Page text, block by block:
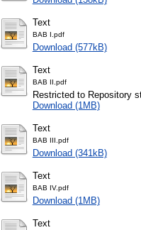
Text
BAB I.pdf
Download (577kB)
Text
BAB II.pdf
Restricted to Repository
Download (1MB)
Text
BAB III.pdf
Download (341kB)
Text
BAB IV.pdf
Download (1MB)
Text